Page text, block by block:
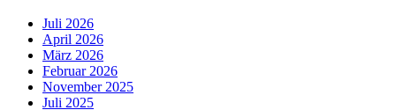
Juli 2026
April 2026
März 2026
Februar 2026
November 2025
Juli 2025